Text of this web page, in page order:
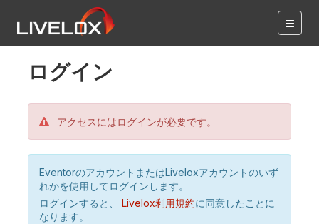
ログイン
アクセスにはログインが必要です。
EventorのアカウントまたはLiveloxアカウントのいず
れかを使用してログインします。
ログインすると、
Livelox利用規約に同意したことに
なります。